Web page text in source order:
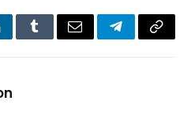
TumblrEmail TelegramCopy